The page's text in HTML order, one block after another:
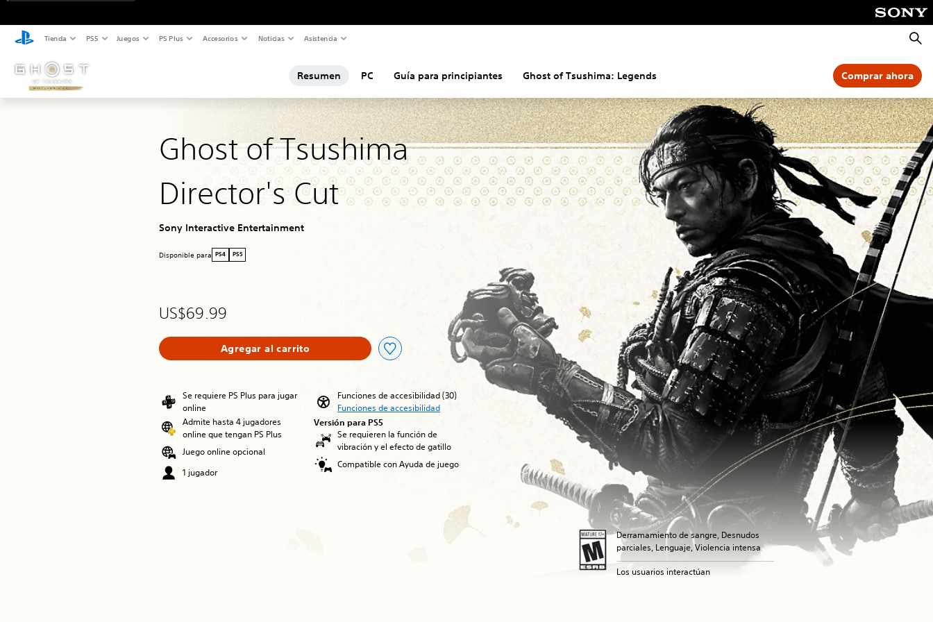
Tienda PS5 Juegos PS Plus Accesorios Noticias Asistencia
Resumen PC Guía para principiantes Ghost of Tsushima: Legends Comprar ahora
Ghost of Tsushima
Director's Cut
Sony Interactive Entertainment
Disponible para PS4 PS5
US$69.99
Agregar al carrito
Se requiere PS Plus para jugar
online
Admite hasta 4 jugadores
online que tengan PS Plus
Juego online opcional
1 jugador
Funciones de accesibilidad (30)
Funciones de accesibilidad
Versión para PS5
Se requieren la función de
vibración y el efecto de gatillo
Compatible con Ayuda de juego
Derramamiento de sangre, Desnudos
parciales, Lenguaje, Violencia intensa
Los usuarios interactúan